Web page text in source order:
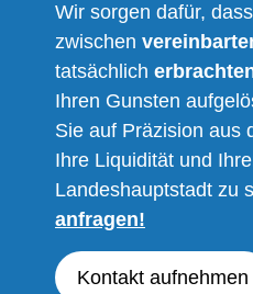
Wir sorgen dafür,
zwischen
tatsächlich
Ihren Gunsten
Sie auf Präzision aus
Ihre Liquidität und
Landeshauptstadt zu
anfragen!
Kontakt aufnehmen